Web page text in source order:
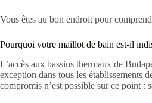
Vous êtes au bon endroit pour
Pourquoi votre maillot de bain est-il
L’accès aux bassins thermaux de
exception dans tous les établissements
compromis n’est possible sur ce point :